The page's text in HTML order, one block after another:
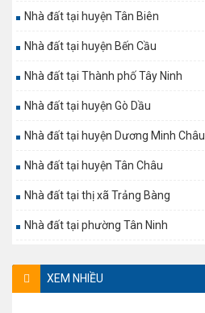
Nhà đất tại huyện Tân Biên
Nhà đất tại huyện Bến Cầu
Nhà đất tại Thành phố Tây Ninh
Nhà đất tại huyện Gò Dầu
Nhà đất tại huyện Dương Minh Châu
Nhà đất tại huyện Tân Châu
Nhà đất tại thị xã Trảng Bàng
Nhà đất tại phường Tân Ninh
XEM NHIỀU